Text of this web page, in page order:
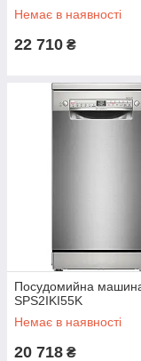
Немає в наявності
22 710 ₴
Посудомийна
SPS2IKI55K
Немає в наявності
20 718 ₴